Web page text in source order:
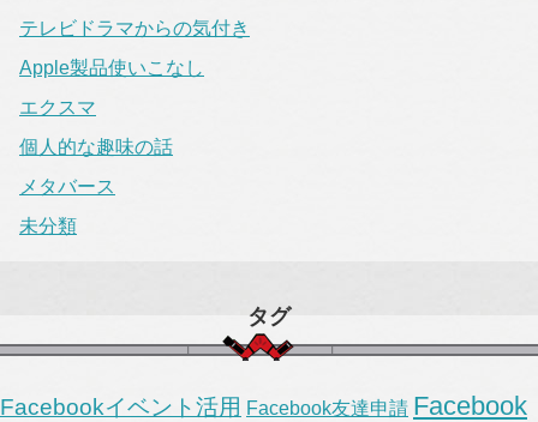
テレビドラマからの気付き
Apple製品使いこなし
エクスマ
個人的な趣味の話
メタバース
未分類
タグ
Facebookイベント活用 Facebook友達申請 Facebook